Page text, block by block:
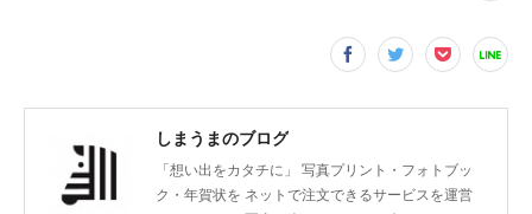
しまうまのブログ
「想い出をカタチに」 写真プリント・フォトブッ
ク・年賀状を ネットで注文できるサービスを運営